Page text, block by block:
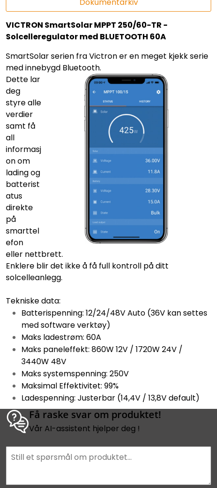
VICTRON SmartSolar MPPT 250/60-TR -
Solcelleregulator med BLUETOOTH 60A
SmartSolar serien fra Victron er en meget kjekk serie
med innebygd Bluetooth.
Dette lar
deg
styre alle
verdier
samt få
all
informasj
on om
lading og
batterist
atus
direkte
på
smarttel
efon
eller nettbrett.
Enklere blir det ikke å få full kontroll på ditt
solcelleanlegg.
Tekniske data:
Batterispenning: 12/24/48V Auto (36V kan settes
med software verktøy)
Maks ladestrøm: 60A
Maks paneleffekt: 860W 12V / 1720W 24V /
3440W 48V
Maks systemspenning: 250V
Maksimal Effektivitet: 99%
Ladespenning: Justerbar (14,4V / 13,8V default)
Få raske svar om produktet!
Vår AI-assistent hjelper deg !